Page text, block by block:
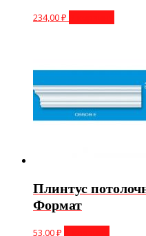
234,00₽
Плинтус
Формат
53,00₽